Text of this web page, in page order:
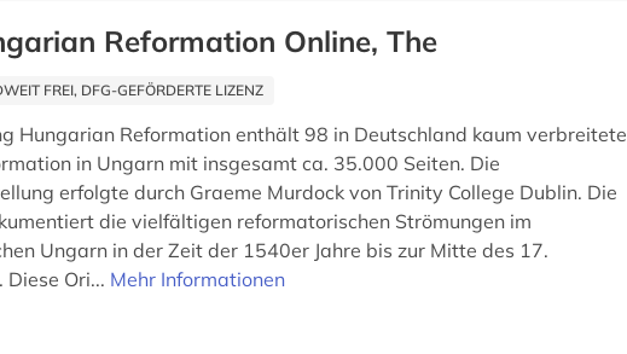
Reformation Online, The
FREI, DFG-GEFÖRDERTE LIZENZ
Hungarian Reformation enthält 98 in Deutschland kaum verbreitete
in Ungarn mit insgesamt ca. 35.000 Seiten. Die
erfolgte durch Graeme Murdock von Trinity College Dublin. Die
die vielfältigen reformatorischen Strömungen im
Ungarn in der Zeit der 1540er Jahre bis zur Mitte des 17.
Diese Ori... Mehr Informationen